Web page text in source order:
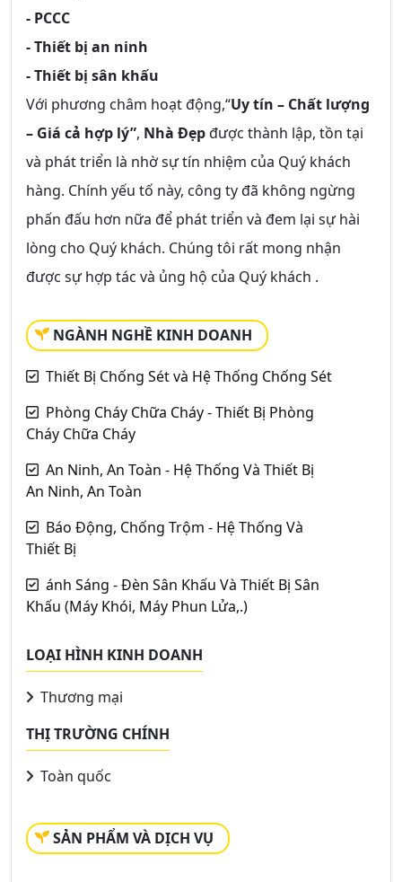
- PCCC
- Thiết bị an ninh
- Thiết bị sân khấu
Với phương châm hoạt động,“Uy tín – Chất lượng
– Giá cả hợp lý”, Nhà Đẹpđược thành lập, tồn tại
và phát triển là nhờ sự tín nhiệm của Quý khách
hàng. Chính yếu tố này, công ty đã không ngừng
phấn đấu hơn nữa để phát triển và đem lại sự hài
lòng cho Quý khách. Chúng tôi rất mong nhận
được sự hợp tác và ủng hộ của Quý khách .
NGÀNH NGHỀ KINH DOANH
Thiết Bị Chống Sét và Hệ Thống Chống Sét
Phòng Cháy Chữa Cháy - Thiết Bị Phòng
Cháy Chữa Cháy
An Ninh, An Toàn - Hệ Thống Và Thiết Bị
An Ninh, An Toàn
Báo Động, Chống Trộm - Hệ Thống Và
Thiết Bị
ánh Sáng - Đèn Sân Khấu Và Thiết Bị Sân
Khấu (Máy Khói, Máy Phun Lửa,.)
LOẠI HÌNH KINH DOANH
Thương mại
THỊ TRƯỜNG CHÍNH
Toàn quốc
SẢN PHẨM VÀ DỊCH VỤ